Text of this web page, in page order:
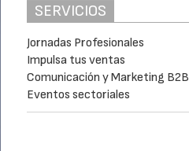
SERVICIOS
Jornadas Profesionales
Impulsa tus ventas
Comunicación y Marketing B2B
Eventos sectoriales